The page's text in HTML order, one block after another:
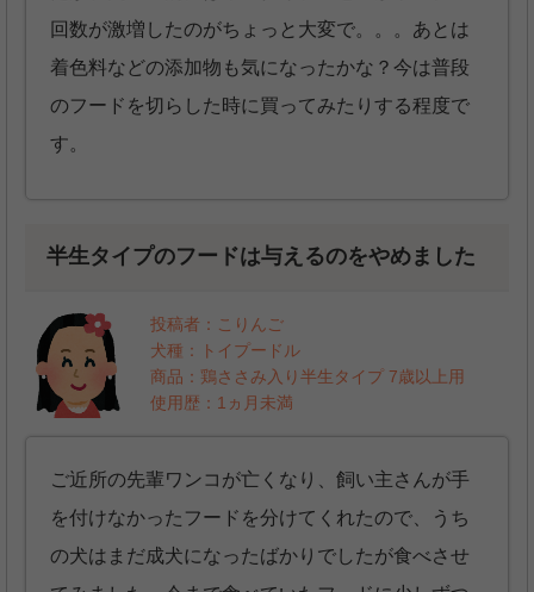
回数が激増したのがちょっと大変で。。。あとは
着色料などの添加物も気になったかな？今は普段
のフードを切らした時に買ってみたりする程度で
す。
半生タイプのフードは与えるのをやめました
投稿者：こりんご
犬種：トイプードル
商品：鶏ささみ入り半生タイプ 7歳以上用
使用歴：1ヵ月未満
ご近所の先輩ワンコが亡くなり、飼い主さんが手
を付けなかったフードを分けてくれたので、うち
の犬はまだ成犬になったばかりでしたが食べさせ